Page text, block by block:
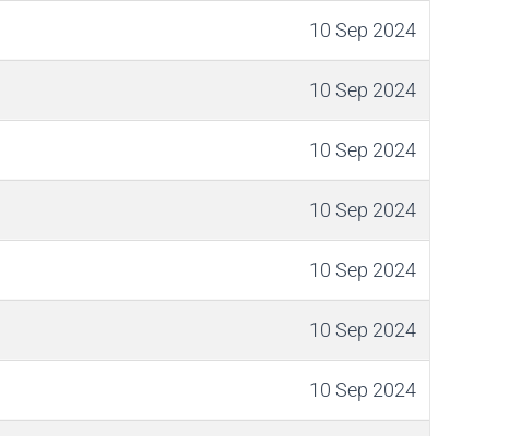
10 Sep 2024
10 Sep 2024
10 Sep 2024
10 Sep 2024
10 Sep 2024
10 Sep 2024
10 Sep 2024